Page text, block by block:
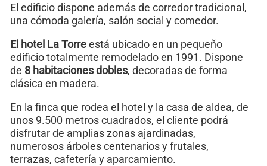
El edificio dispone además de corredor tradicional,
una cómoda galería, salón social y comedor.
El hotel La Torreestá ubicado en un pequeño
edificio totalmente remodelado en 1991. Dispone
de 8 habitaciones dobles, decoradas de forma
clásica en madera.
En la finca que rodea el hotel y la casa de aldea, de
unos 9.500 metros cuadrados, el cliente podrá
disfrutar de amplias zonas ajardinadas,
numerosos árboles centenarios y frutales,
terrazas, cafetería y aparcamiento.